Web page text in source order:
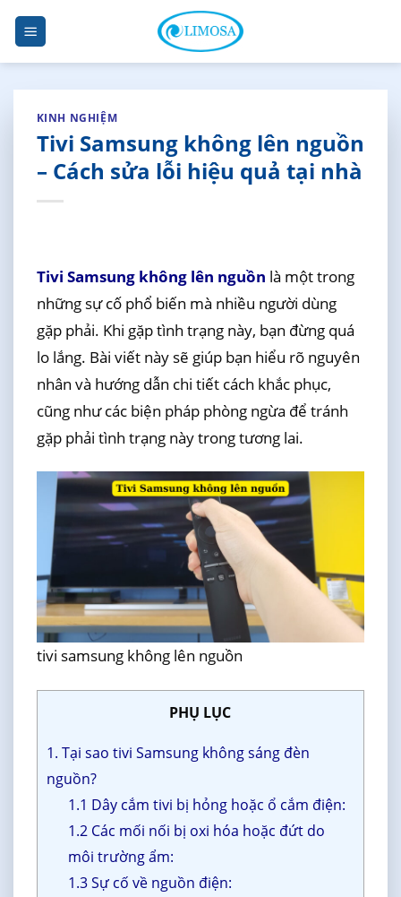
Skip
content
KINH NGHIỆM
Tivi Samsung không lên nguồn
– Cách sửa lỗi hiệu quả tại nhà
Tivi Samsung không lên nguồn là một trong
những sự cố phổ biến mà nhiều người dùng
gặp phải. Khi gặp tình trạng này, bạn đừng quá
lo lắng. Bài viết này sẽ giúp bạn hiểu rõ nguyên
nhân và hướng dẫn chi tiết cách khắc phục,
cũng như các biện pháp phòng ngừa để tránh
gặp phải tình trạng này trong tương lai.
tivi samsung không lên nguồn
PHỤ LỤC
1. Tại sao tivi Samsung không sáng đèn
nguồn?
1.1 Dây cắm tivi bị hỏng hoặc ổ cắm điện:
1.2 Các mối nối bị oxi hóa hoặc đứt do
môi trường ẩm:
1.3 Sự cố về nguồn điện: